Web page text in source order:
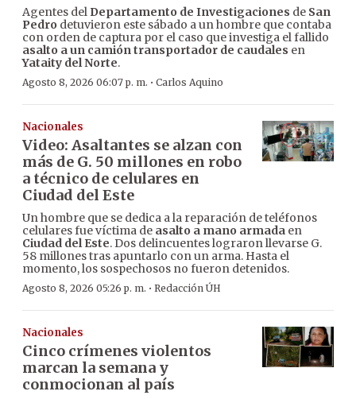
Agentes del Departamento de Investigaciones de San
Pedro detuvieron este sábado a un hombre que contaba
con orden de captura por el caso que investiga el fallido
asalto a un camión transportador de caudales en
Yataity del Norte.
Agosto 8, 2026 06:07 p. m. · Carlos Aquino
Nacionales
Video: Asaltantes se alzan con
más de G. 50 millones en robo
a técnico de celulares en
Ciudad del Este
Un hombre que se dedica a la reparación de teléfonos
celulares fue víctima de asalto a mano armada en
Ciudad del Este. Dos delincuentes lograron llevarse G.
58 millones tras apuntarlo con un arma. Hasta el
momento, los sospechosos no fueron detenidos.
Agosto 8, 2026 05:26 p. m. · Redacción ÚH
Nacionales
Cinco crímenes violentos
marcan la semana y
conmocionan al país